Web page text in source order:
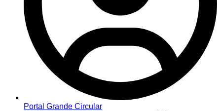
Portal Grande Circular